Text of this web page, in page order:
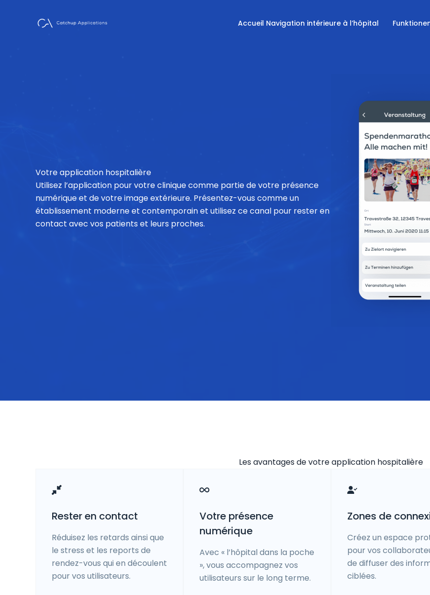
Accueil Navigation intérieure à l’hôpital
Votre application hospitalière
Utilisez l’application pour votre clinique comme partie de votre présence
numérique et de votre image extérieure. Présentez-vous comme un
établissement moderne et contemporain et utilisez ce canal pour rester en
contact avec vos patients et leurs proches.
Les avantages de votre application hospitalière
Rester en contact
Réduisez les retards ainsi que
le stress et les reports de
rendez-vous qui en découlent
pour vos utilisateurs.
Votre présence
numérique
Avec « l’hôpital dans la poche
», vous accompagnez vos
utilisateurs sur le long terme.
Zones de
Créez un espace
pour vos
de diffuser des
ciblées.